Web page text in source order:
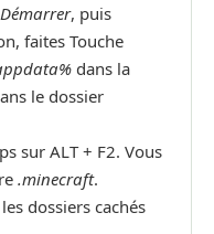
Démarrer, puis
faites Touche
dans la
le dossier
sur ALT + F2. Vous
.minecraft.
dossiers cachés